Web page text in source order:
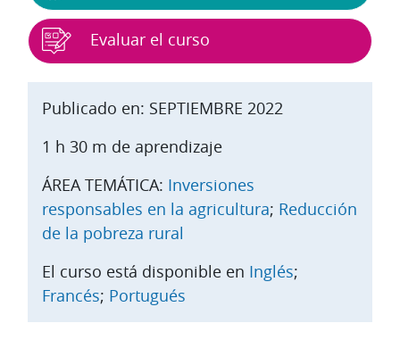
Publicado en: SEPTIEMBRE 2022
1 h 30 m de aprendizaje
ÁREA TEMÁTICA: Inversiones
responsables en la agricultura; Reducción
de la pobreza rural
El curso está disponible en Inglés;
Francés; Portugués
Evaluar el curso